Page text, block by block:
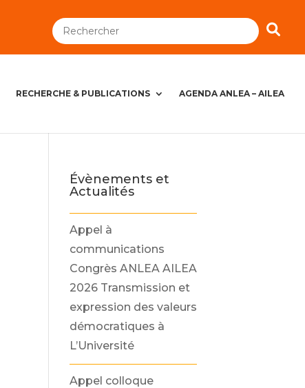
RECHERCHE & PUBLICATIONS AGENDA ANLEA – AILEA
Évènements et
Actualités
Appel à
communications
Congrès ANLEA AILEA
2026 Transmission et
expression des valeurs
démocratiques à
L’Université
Appel colloque